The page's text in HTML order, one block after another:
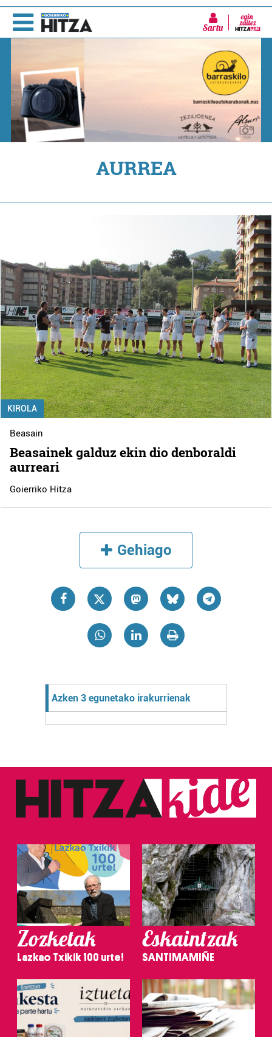
Sartu
AURREA
KIROLA
Beasain
Beasainek galduz ekin dio denboraldi
aurreari
Goierriko Hitza
Gehiago
Azken 3 egunetako irakurrienak
Zozketak
Lazkao Txikik 100 urte!
Eskaintzak
SANTIMAMIÑE